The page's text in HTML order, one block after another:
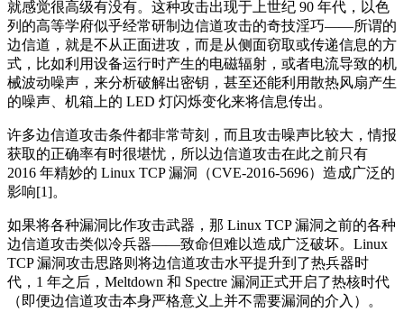
就感觉很高级有没有。这种攻击出现于上世纪 90 年代，以色
列的高等学府似乎经常研制边信道攻击的奇技淫巧——所谓的
边信道，就是不从正面进攻，而是从侧面窃取或传递信息的方
式，比如利用设备运行时产生的电磁辐射，或者电流导致的机
械波动噪声，来分析破解出密钥，甚至还能利用散热风扇产生
的噪声、机箱上的 LED 灯闪烁变化来将信息传出。
许多边信道攻击条件都非常苛刻，而且攻击噪声比较大，情报
获取的正确率有时很堪忧，所以边信道攻击在此之前只有
2016 年精妙的 Linux TCP 漏洞（CVE-2016-5696）造成广泛的
影响[1]。
如果将各种漏洞比作攻击武器，那 Linux TCP 漏洞之前的各种
边信道攻击类似冷兵器——致命但难以造成广泛破坏。Linux
TCP 漏洞攻击思路则将边信道攻击水平提升到了热兵器时
代，1 年之后，Meltdown 和 Spectre 漏洞正式开启了热核时代
（即便边信道攻击本身严格意义上并不需要漏洞的介入）。